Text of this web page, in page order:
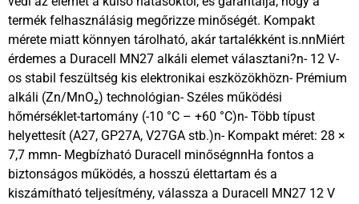
termék felhasználásig megőrizze minőségét. Kompakt
mérete miatt könnyen tárolható, akár tartalékként is.nnMiért
érdemes a Duracell MN27 alkáli elemet választani?n- 12 V-
os stabil feszültség kis elektronikai eszközökhözn- Prémium
alkáli (Zn/MnO₂) technológian- Széles működési
hőmérséklet-tartomány (-10 °C – +60 °C)n- Több típust
helyettesít (A27, GP27A, V27GA stb.)n- Kompakt méret: 28 ×
7,7 mmn- Megbízható Duracell minőségnnHa fontos a
biztonságos működés, a hosszú élettartam és a
kiszámítható teljesítmény, válassza a Duracell MN27 12 V